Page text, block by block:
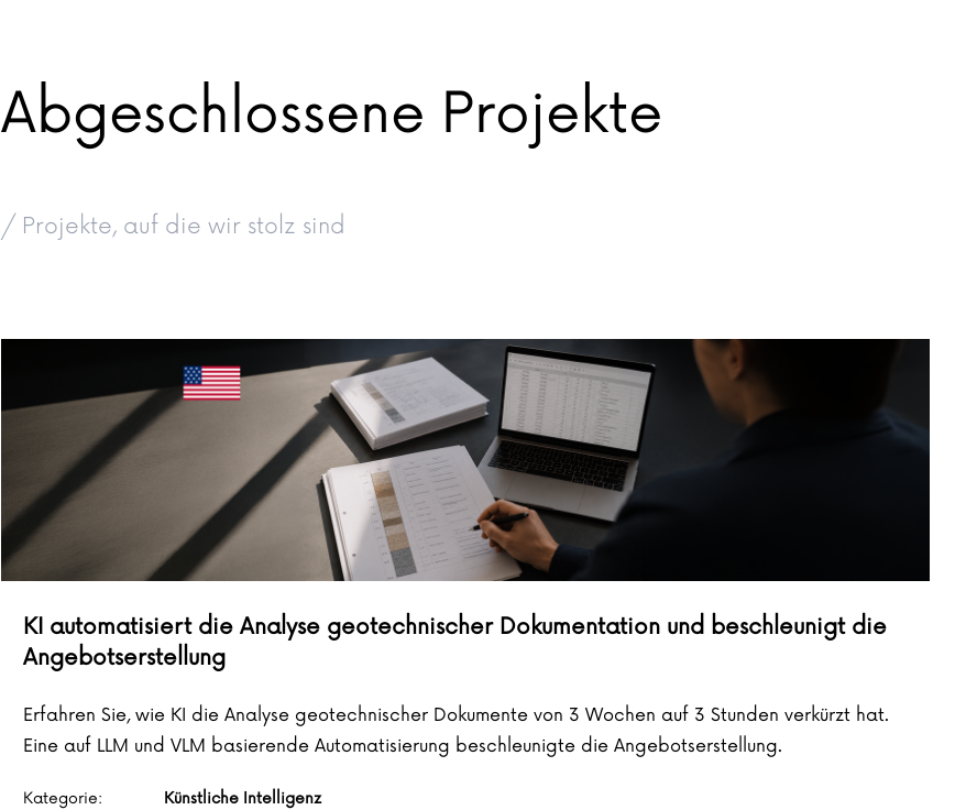
Abgeschlossene Projekte
/ Projekte, auf die wir stolz sind
KI automatisiert die Analyse geotechnischer Dokumentation und beschleunigt die
Angebotserstellung
Erfahren Sie, wie KI die Analyse geotechnischer Dokumente von 3 Wochen auf 3 Stunden verkürzt hat.
Eine auf LLM und VLM basierende Automatisierung beschleunigte die Angebotserstellung.
Kategorie:
Künstliche Intelligenz